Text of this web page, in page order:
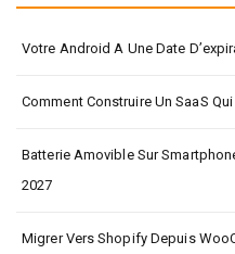
Votre Android A Une Date
Comment Construire Un SaaS
Batterie Amovible Sur
2027
Migrer Vers Shopify Depuis